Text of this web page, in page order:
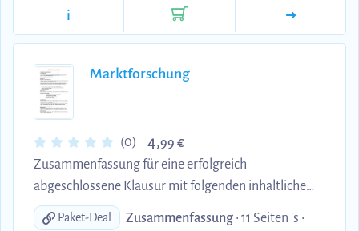
Steuergläubiger, Steuerschuldner, Steuerobjekt-
und Gegenstand, Steuerbemessungsgrundlage,
Steuerarten (Einteilung der Steuern nach dem
Steuergegenstand, nach der Überwälzbarkeit, nach
der Ertragshoheit bzw. dem Steuerempfäng...
i
Marktforschung
(0) 4,99 €
Zusammenfassung für eine erfolgreich
abgeschlossene Klausur mit folgenden inhaltlichen
Schwerpunkten: 1. Marktgrößen und Marktdynamik
Paket-Deal Zusammenfassung • 11 Seiten 's •